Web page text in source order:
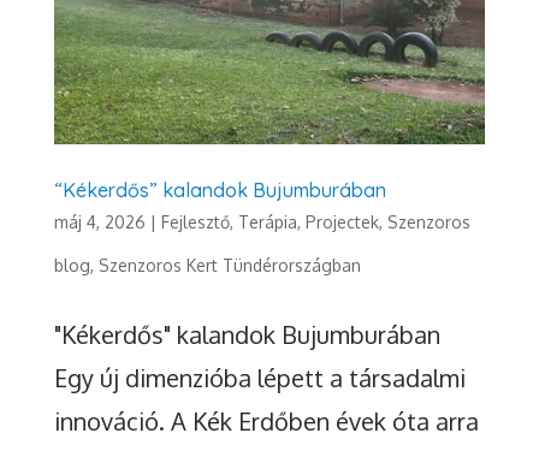
“Kékerdős” kalandok Bujumburában
máj 4, 2026 | Fejlesztő, Terápia, Projectek, Szenzoros
blog, Szenzoros Kert Tündérországban
"Kékerdős" kalandok Bujumburában
Egy új dimenzióba lépett a társadalmi
innováció. A Kék Erdőben évek óta arra